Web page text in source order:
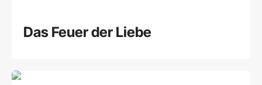
Das Feuer der Liebe